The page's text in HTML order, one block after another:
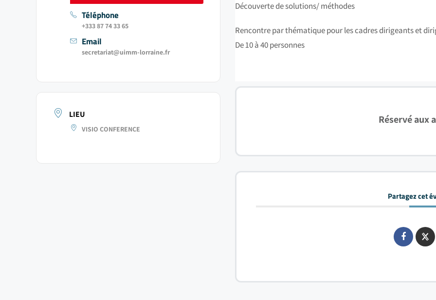
Téléphone
+333 87 74 33 65
Email
secretariat@uimm-lorraine.fr
LIEU
VISIO CONFERENCE
Découverte de solutions/ méthodes
Rencontre par thématique pour les cadres dirigeants et
De 10 à 40 personnes
Réservé aux
Partagez cet